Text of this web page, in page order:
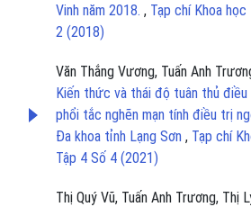
Vinh năm 2018. , Tạp chí Khoa
2 (2018)
Văn Thắng Vương, Tuấn Anh
Kiến thức và thái độ tuân thủ
phổi tắc nghẽn mạn tính điều trị
Đa khoa tỉnh Lạng Sơn , Tạp chí
Tập 4 Số 4 (2021)
Thị Quý Vũ, Tuấn Anh Trương, Thị